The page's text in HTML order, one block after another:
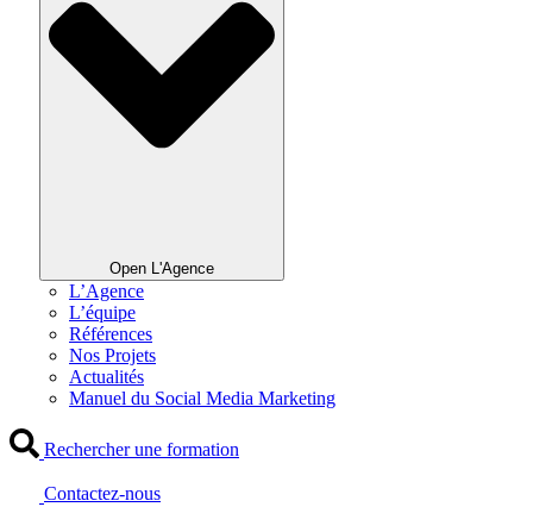
Open L'Agence
L’Agence
L’équipe
Références
Nos Projets
Actualités
Manuel du Social Media Marketing
Rechercher une formation
Contactez-nous